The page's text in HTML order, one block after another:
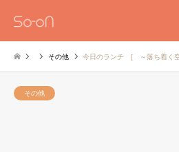
その他 今日のランチ [ ～落ち着く
その他